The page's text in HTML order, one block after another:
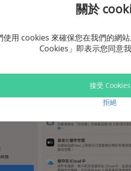
後，將滑鼠移到系統資料上方就可以
關於
使用 cookies 來確保您在我們的網
Cookies」即表示您同意
接受 Cookies
拒絕